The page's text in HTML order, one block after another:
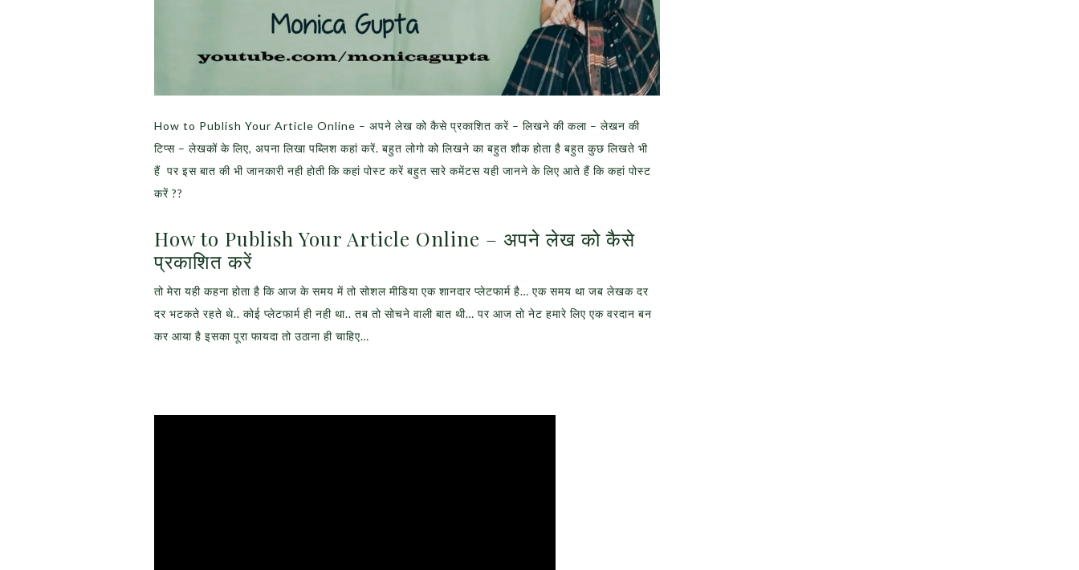
How to Publish Your Article Online – अपने लेख को कैसे प्रकाशित करें – लिखने की कला – लेखन की
टिप्स – लेखकों के लिए, अपना लिखा पब्लिश कहां करें. बहुत लोगो को लिखने का बहुत शौक होता है बहुत कुछ लिखते भी
हैं पर इस बात की भी जानकारी नही होती कि कहां पोस्ट करें बहुत सारे कमेंटस यही जानने के लिए आते हैं कि कहां पोस्ट
करें ??
How to Publish Your Article Online – अपने लेख को कैसे
प्रकाशित करें
तो मेरा यही कहना होता है कि आज के समय में तो सोशल मीडिया एक शानदार प्लेटफार्म है… एक समय था जब लेखक दर
दर भटकते रहते थे.. कोई प्लेटफार्म ही नही था.. तब तो सोचने वाली बात थी… पर आज तो नेट हमारे लिए एक वरदान बन
कर आया है इसका पूरा फायदा तो उठाना ही चाहिए…